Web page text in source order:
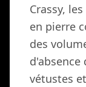
Crassy,
en pierre
des
vétustes